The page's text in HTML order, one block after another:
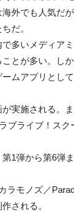
外でも人気だ
だ。
多いメディア
とが多い。し
ムアプリとして
実施される。
ブライブ！ス
1弾から第6弾
ラモノズ／
される。